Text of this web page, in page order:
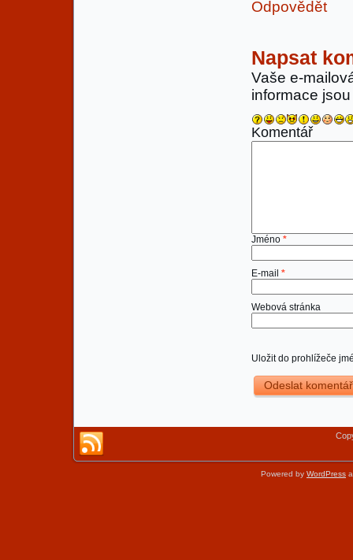
Odpovědět
Napsat
Vaše e-
informace
Komentář
Jméno *
E-mail *
Webová stránka
Uložit do prohlížeče
Powered by WordPress